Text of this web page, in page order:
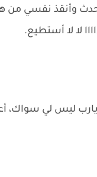
وأنقذ نفسي من
لا لا أستطيع.
يارب ليس لي سواك،